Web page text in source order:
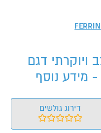
דגם
דירוג גולשים